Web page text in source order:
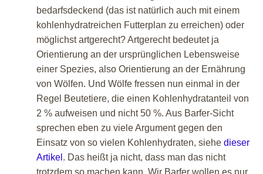
bedarfsdeckend (das ist natürlich auch mit einem
kohlenhydratreichen Futterplan zu erreichen) oder
möglichst artgerecht? Artgerecht bedeutet ja
Orientierung an der ursprünglichen Lebensweise
einer Spezies, also Orientierung an der Ernährung
von Wölfen. Und Wölfe fressen nun einmal in der
Regel Beutetiere, die einen Kohlenhydratanteil von
2 % aufweisen und nicht 50 %. Aus Barfer-Sicht
sprechen eben zu viele Argument gegen den
Einsatz von so vielen Kohlenhydraten, siehe dieser
Artikel . Das heißt ja nicht, dass man das nicht